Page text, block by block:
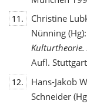
11.
Christine
Nünning (Hg):
Kulturtheorie.
Aufl.
12.
Hans-Jakob
Schneider